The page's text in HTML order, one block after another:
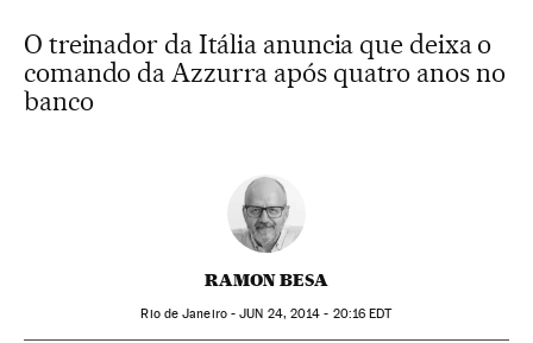
O treinador da Itália anuncia que deixa o
comando da Azzurra após quatro anos no
banco
RAMON BESA
Rio de Janeiro -JUN 24, 2014 - 20:16 EDT